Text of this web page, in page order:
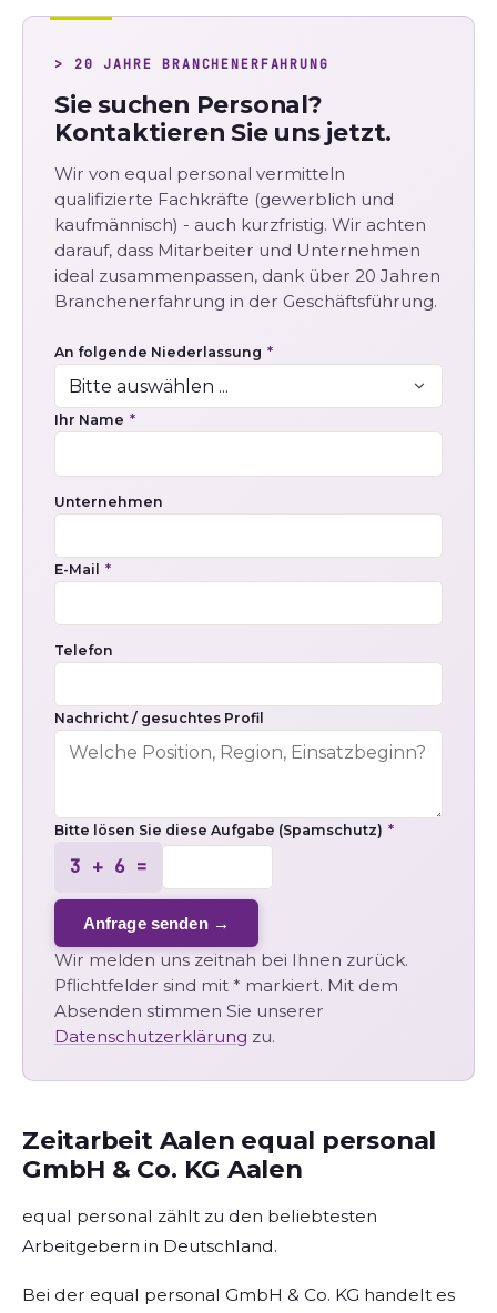
> 20 JAHRE BRANCHENERFAHRUNG
Sie suchen Personal?
Kontaktieren Sie uns jetzt.
Wir von equal personal vermitteln
qualifizierte Fachkräfte (gewerblich und
kaufmännisch) - auch kurzfristig. Wir achten
darauf, dass Mitarbeiter und Unternehmen
ideal zusammenpassen, dank über 20 Jahren
Branchenerfahrung in der Geschäftsführung.
An folgende Niederlassung *
Ihr Name *
Unternehmen
E-Mail *
Telefon
Nachricht / gesuchtes Profil
Bitte lösen Sie diese Aufgabe (Spamschutz) *
3 + 6 =
Anfrage senden →
Wir melden uns zeitnah bei Ihnen zurück.
Pflichtfelder sind mit * markiert. Mit dem
Absenden stimmen Sie unserer
Datenschutzerklärung zu.
Zeitarbeit Aalen equal personal
GmbH & Co. KG Aalen
equal personal zählt zu den beliebtesten
Arbeitgebern in Deutschland.
Bei der equal personal GmbH & Co. KG handelt es